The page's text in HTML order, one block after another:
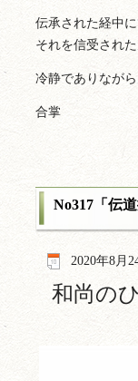
伝承された経中
それを信受された
冷静でありなが
合掌
No317「伝道
2020年8月
和尚の